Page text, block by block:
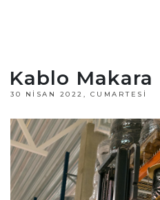
Kablo Makara
30 NISAN 2022, CUMARTESI